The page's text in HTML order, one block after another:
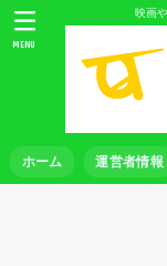
映画
ホーム 運営者情報
MENU